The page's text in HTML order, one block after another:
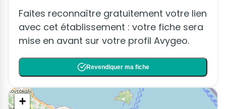
Faites reconnaître gratuitement votre lien
avec cet établissement : votre fiche sera
mise en avant sur votre profil Avygeo.
Revendiquer ma fiche
+